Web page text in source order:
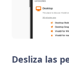
Desliza las